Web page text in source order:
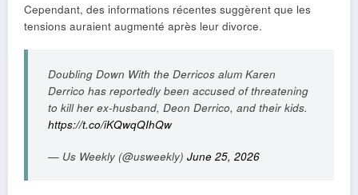
Cependant, des informations récentes suggèrent que les
tensions auraient augmenté après leur divorce.
Doubling Down With the Derricos alum Karen
Derrico has reportedly been accused of threatening
to kill her ex-husband, Deon Derrico, and their kids.
https://t.co/iKQwqQIhQw
— Us Weekly (@usweekly) June 25, 2026